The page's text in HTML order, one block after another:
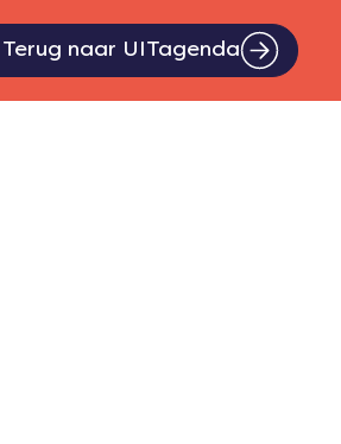
Terug naar UITagenda